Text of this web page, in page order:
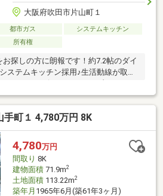
大阪府吹田市片山町１
都市ガス
システムキッチン
所有権
探しの方に朗報です！約7.2帖のダイ
ステムキッチン採用♪生活動線が取り
居室収納 ロフトで家族の荷物をスッ
校まで徒歩5分、片山中学校まで徒歩
等のお買い物施設充実！現地見学や
せください。
手町１ 4,780万円 8K
4,780万円
間取り 8K
建物面積71.9m2
土地面積113.22m2
築年月 1965年6月(築61年3ヶ月)